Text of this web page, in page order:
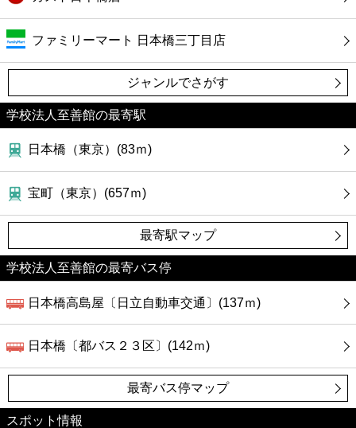
ファミリーマート 日本橋三丁目店
ジャンルでさがす
学校法人至善館の最寄駅
日本橋（東京）(83ｍ)
宝町（東京）(657ｍ)
最寄駅マップ
学校法人至善館の最寄バス停
日本橋高島屋〔日立自動車交通〕(137ｍ)
日本橋〔都バス２３区〕(142ｍ)
最寄バス停マップ
スポット情報